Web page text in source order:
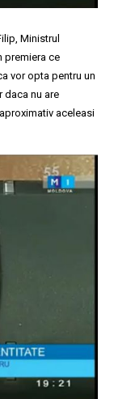
Ministrul
premiera ce
vor opta pentru un
daca nu are
aceleasi